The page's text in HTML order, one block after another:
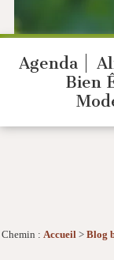
Agenda
Bien
Chemin : Accueil > Blog